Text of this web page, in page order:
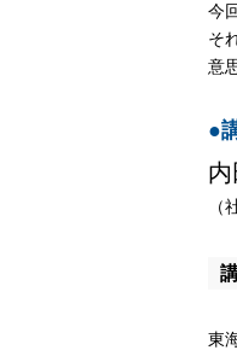
今
そ
意
●
内
東